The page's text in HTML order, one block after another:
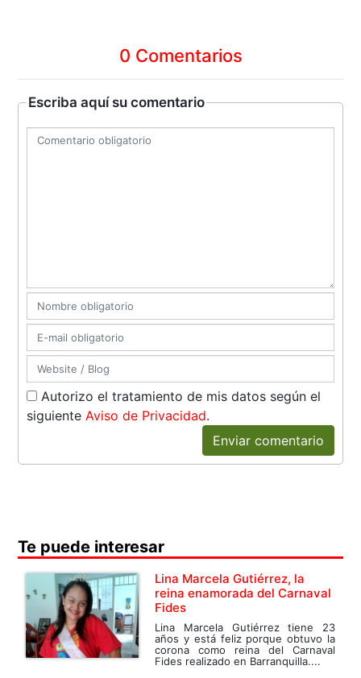
0 Comentarios
Escriba aquí su comentario
Autorizo el tratamiento de mis datos según el
siguienteAviso de Privacidad.
Enviar comentario
Te puede interesar
Lina Marcela Gutiérrez, la
reina enamorada del Carnaval
Fides
Lina Marcela Gutiérrez tiene 23
años y está feliz porque obtuvo la
corona como reina del Carnaval
Fides realizado en Barranquilla....